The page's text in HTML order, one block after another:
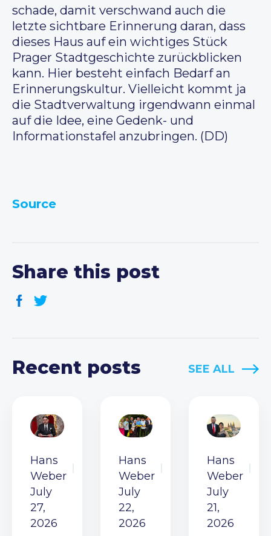
schade, damit verschwand auch die
letzte sichtbare Erinnerung daran, dass
dieses Haus auf ein wichtiges Stück
Prager Stadtgeschichte zurückblicken
kann. Hier besteht einfach Bedarf an
Erinnerungskultur. Vielleicht kommt ja
die Stadtverwaltung irgendwann einmal
auf die Idee, eine Gedenk- und
Informationstafel anzubringen. (DD)
Source
Share this post
Recent posts SEE ALL
Hans
Weber
July
27,
2026
Hans
Weber
July
22,
2026
Hans
Weber
July
21,
2026